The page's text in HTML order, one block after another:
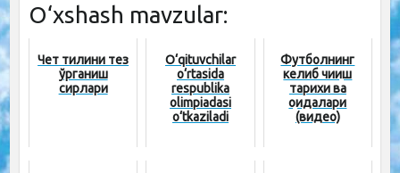
O‘xshash mavzular:
Чет тилини тез
ўрганиш
сирлари
O‘qituvchilar
o‘rtasida
respublika
olimpiadasi
o‘tkaziladi
Футболнинг
келиб чиқиш
тарихи ва
қоидалари
(видео)